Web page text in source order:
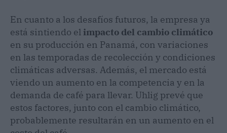
En cuanto a los desafíos futuros, la empresa ya
está sintiendo el impacto del cambio climático
en su producción en Panamá, con variaciones
en las temporadas de recolección y condiciones
climáticas adversas. Además, el mercado está
viendo un aumento en la competencia y en la
demanda de café para llevar. Uhlig prevé que
estos factores, junto con el cambio climático,
probablemente resultarán en un aumento en el